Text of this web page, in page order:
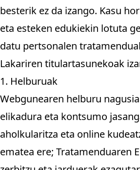
besterik ez da izango. Kasu
eta esteken edukiekin lotuta
datu pertsonalen
Lakariren titulartasunekoak
1. Helburuak
Webgunearen helburu
elikadura eta kontsumo
aholkularitza eta online
ematea ere; Tratamenduaren